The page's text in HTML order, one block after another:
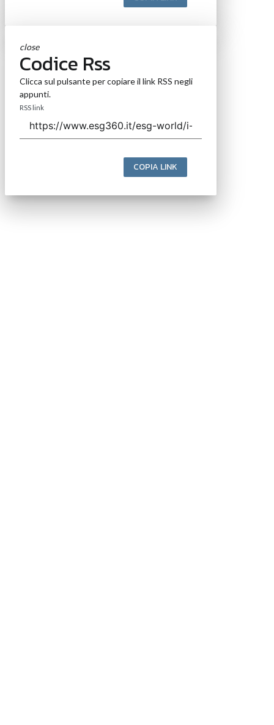
close
Codice Rss
Clicca sul pulsante per copiare il link RSS negli
appunti.
RSS link
COPIA LINK